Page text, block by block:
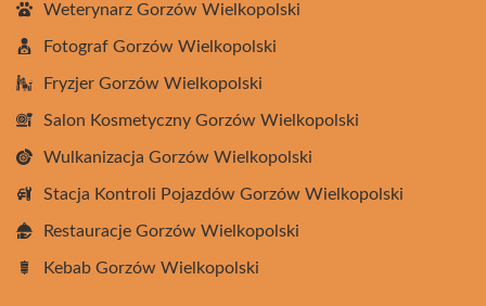
Weterynarz Gorzów Wielkopolski
Fotograf Gorzów Wielkopolski
Fryzjer Gorzów Wielkopolski
Salon Kosmetyczny Gorzów Wielkopolski
Wulkanizacja Gorzów Wielkopolski
Stacja Kontroli Pojazdów Gorzów Wielkopolski
Restauracje Gorzów Wielkopolski
Kebab Gorzów Wielkopolski